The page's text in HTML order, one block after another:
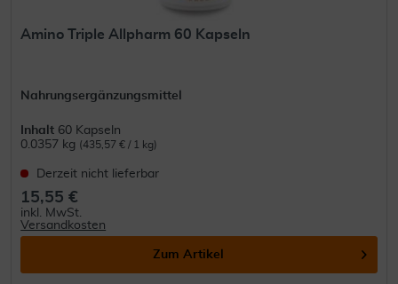
Amino Triple Allpharm 60 Kapseln
Nahrungsergänzungsmittel
Inhalt 60 Kapseln
0.0357 kg (435,57 € / 1 kg)
Derzeit nicht lieferbar
15,55 €
inkl. MwSt.
Versandkosten
Zum Artikel